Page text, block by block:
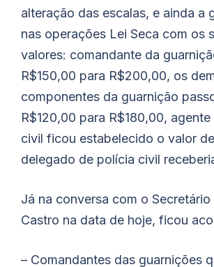
alteração das escalas, e ainda a
nas operações Lei Seca com os
valores: comandante da
R$150,00 para R$200,00, os
componentes da guarnição
R$120,00 para R$180,00,
civil ficou estabelecido o valor
delegado de polícia civil
Já na conversa com o Secretário
Castro na data de hoje, ficou
– Comandantes das guarnições